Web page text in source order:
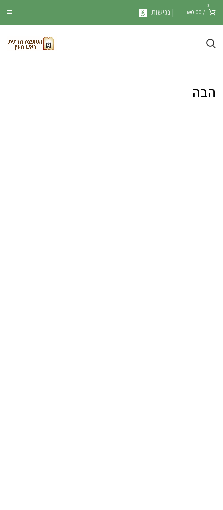
0
/
₪0.00 | נגישות
הבה